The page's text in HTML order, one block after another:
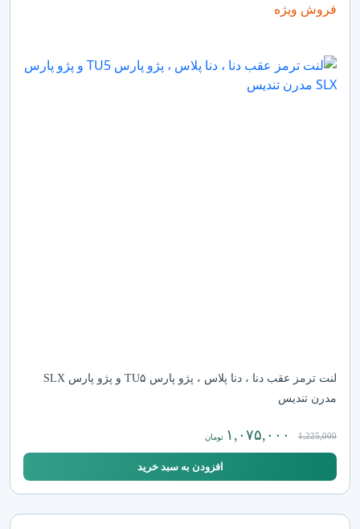
فروش ویژه
لنت ترمز عقب دنا ، دنا پلاس ، پژو پارس TU۵ و پژو پارس SLX
مدرن تندیس
1,225,000 ۱,۰۷۵,۰۰۰ تومان
افزودن به سبد خرید